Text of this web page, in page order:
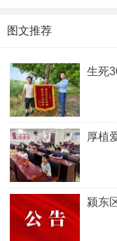
图文推荐
生死
厚植
颍东